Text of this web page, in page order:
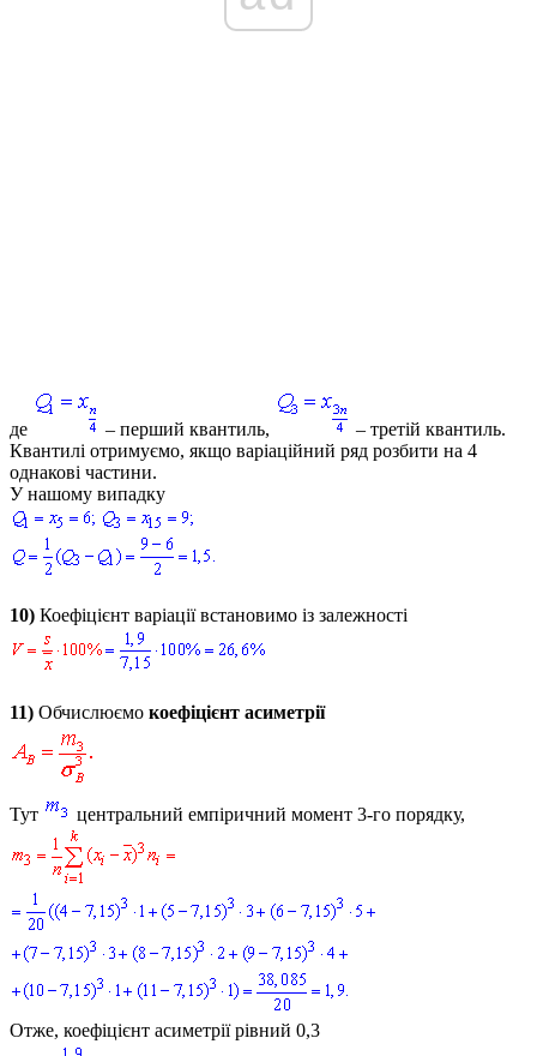
де – перший квантиль,
– третій квантиль.
Квантилі отримуємо, якщо варіаційний ряд розбити на 4
однакові частини.
У нашому випадку
10) Коефіцієнт варіації встановимо із залежності
11) Обчислюємо коефіцієнт асиметрії
Тут центральний емпіричний момент 3-го порядку,
Отже, коефіцієнт асиметрії рівний 0,3